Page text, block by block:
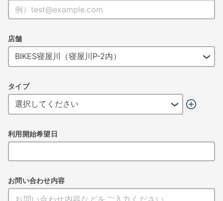
店舗
タイプ
利用開始希望日
お問い合わせ内容